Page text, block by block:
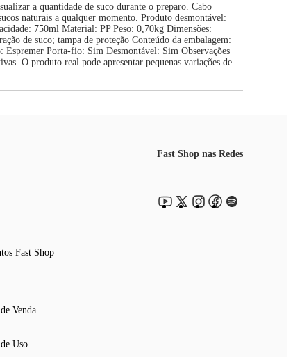
a quantidade de suco durante o preparo. Cabo
naturais a qualquer momento. Produto desmontável:
750ml Material: PP Peso: 0,70kg Dimensões:
de suco; tampa de proteção Conteúdo da embalagem:
Espremer Porta-fio: Sim Desmontável: Sim Observações
O produto real pode apresentar pequenas variações de
Fast Shop
Venda
Uso
Fast Shop nas Redes